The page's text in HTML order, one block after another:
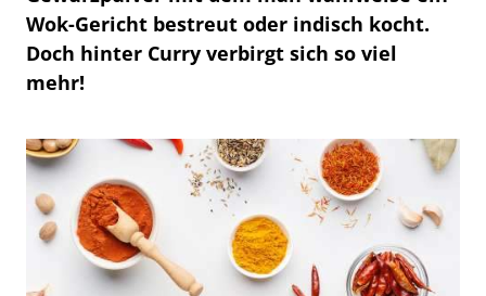
Wok-Gericht bestreut oder indisch kocht.
Doch hinter Curry verbirgt sich so viel
mehr!